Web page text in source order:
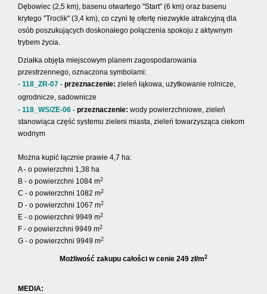
Dębowiec (2,5 km), basenu otwartego "Start" (6 km) oraz basenu
krytego "Troclik" (3,4 km), co czyni tę ofertę niezwykle atrakcyjną dla
osób poszukujących doskonałego połączenia spokoju z aktywnym
trybem życia.
Działka objęta miejscowym planem zagospodarowania
przestrzennego, oznaczona symbolami:
- 118_ZR-07 - przeznaczenie: zieleń łąkowa, użytkowanie rolnicze,
ogrodnicze, sadownicze
- 118_WS/ZE-06 - przeznaczenie: wody powierzchniowe, zieleń
stanowiąca część systemu zieleni miasta, zieleń towarzysząca ciekom
wodnym
Można kupić łącznie prawie 4,7 ha:
A - o powierzchni 1,38 ha
B - o powierzchni 1084 m2
C - o powierzchni 1082 m2
D - o powierzchni 1067 m2
E - o powierzchni 9949 m2
F - o powierzchni 9949 m2
G - o powierzchni 9949 m2
Możliwość zakupu całości w cenie 249 zł/m2
MEDIA: